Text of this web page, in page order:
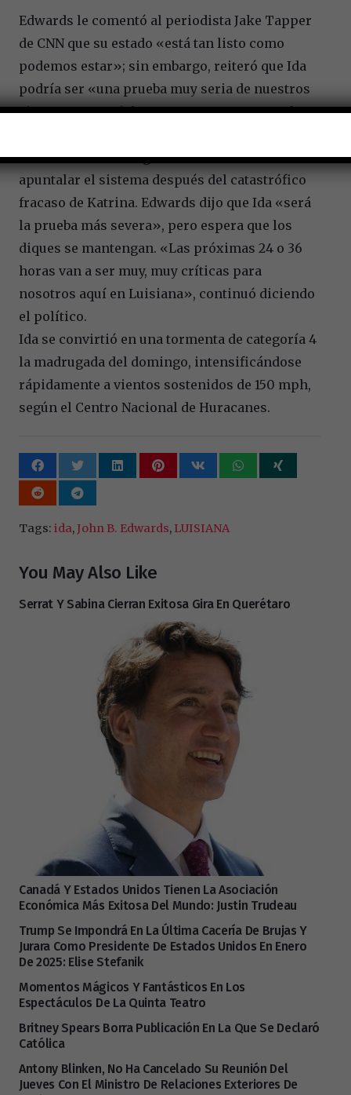
Edwards le comentó al periodista Jake Tapper
de CNN que su estado «está tan listo como
podemos estar»; sin embargo, reiteró que Ida
podría ser «una prueba muy seria de nuestros
sistemas, especialmente en nuestra costa de
El estado invirtió significativamente en
apuntalar el sistema después del catastrófico
fracaso de Katrina. Edwards dijo que Ida «será
la prueba más severa», pero espera que los
diques se mantengan. «Las próximas 24 o 36
horas van a ser muy, muy críticas para
nosotros aquí en Luisiana», continuó diciendo
el político.
Ida se convirtió en una tormenta de categoría 4
la madrugada del domingo, intensificándose
rápidamente a vientos sostenidos de 150 mph,
según el Centro Nacional de Huracanes.
Tags: ida, John B. Edwards, LUISIANA
You May Also Like
Serrat Y Sabina Cierran Exitosa Gira En Querétaro
Canadá Y Estados Unidos Tienen La Asociación
Económica Más Exitosa Del Mundo: Justin Trudeau
Trump Se Impondrá En La Última Cacería De Brujas Y
Jurara Como Presidente De Estados Unidos En Enero
De 2025: Elise Stefanik
Momentos Mágicos Y Fantásticos En Los
Espectáculos De La Quinta Teatro
Britney Spears Borra Publicación En La Que Se Declaró
Católica
Antony Blinken, No Ha Cancelado Su Reunión Del
Jueves Con El Ministro De Relaciones Exteriores De